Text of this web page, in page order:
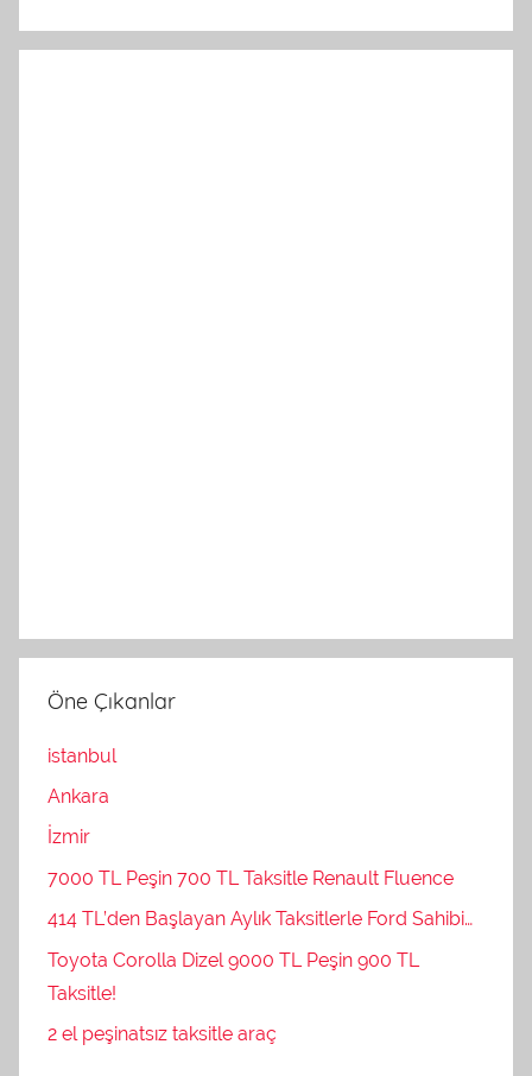
Öne Çıkanlar
istanbul
Ankara
İzmir
7000 TL Peşin 700 TL Taksitle Renault Fluence
414 TL’den Başlayan Aylık Taksitlerle Ford Sahibi…
Toyota Corolla Dizel 9000 TL Peşin 900 TL
Taksitle!
2 el peşinatsız taksitle araç